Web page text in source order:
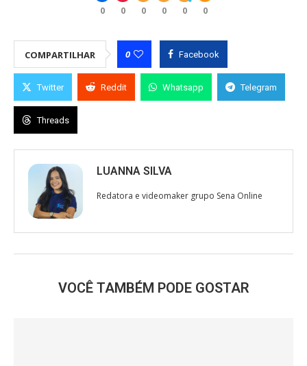
0 0 0 0 0 0
COMPARTILHAR 0 Facebook
Twitter Reddit Whatsapp Telegram
Threads
LUANNA SILVA
Redatora e videomaker grupo Sena Online
VOCÊ TAMBÉM PODE GOSTAR